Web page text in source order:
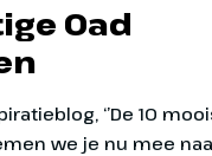
Oad
‘’De 10
we je nu mee